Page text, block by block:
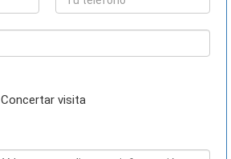
Concertar visita